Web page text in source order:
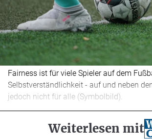
Fairness ist für viele Spieler auf dem
Selbstverständlichkeit - auf und neben
jedoch nicht für alle (Symbolbild).
Weiterlesen mit